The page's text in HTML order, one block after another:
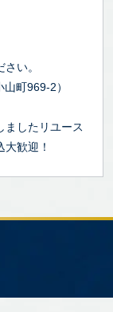
い。
町969-2）
ましたリユース
歓迎！